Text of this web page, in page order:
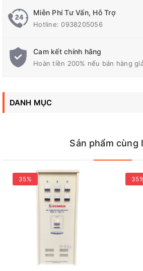
√ Trên máy có tem cào SMS chống hàng
Miễn Phí Tư Vấn, Hỗ Trợ
Hotline:0938205056
Cam kết chính hãng
Hoàn tiền 200% nếu bán hàng
DANH MỤC
Sản phẩm cùng
35%